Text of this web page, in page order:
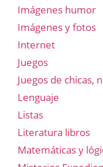
Imágenes humor
Imágenes y fotos
Internet
Juegos
Juegos de chicas,
Lenguaje
Listas
Literatura libros
Matemáticas y